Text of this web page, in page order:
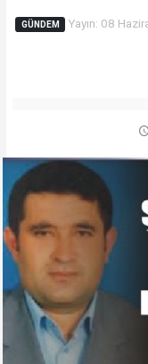
GÜNDEM
Yayın: 08